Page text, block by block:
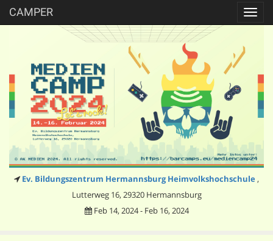
CAMPER
Ev. Bildungszentrum Hermannsburg Heimvolkshochschule ,
Lutterweg 16, 29320 Hermannsburg
Feb 14, 2024 - Feb 16, 2024